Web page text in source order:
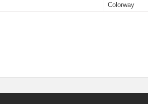
Colorway